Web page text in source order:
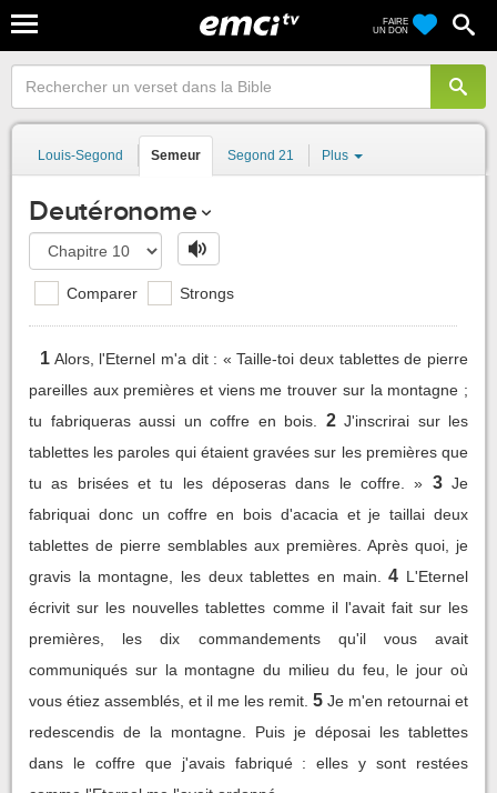
FAIRE
UN DON
Louis-Segond Semeur Segond 21 Plus
Deutéronome
Comparer Strongs
1 Alors, l'Eternel m'a dit : « Taille-toi deux tablettes de pierre
pareilles aux premières et viens me trouver sur la montagne ;
tu fabriqueras aussi un coffre en bois.
2 J'inscrirai sur les
tablettes les paroles qui étaient gravées sur les premières que
tu as brisées et tu les déposeras dans le coffre. » 3 Je
fabriquai donc un coffre en bois d'acacia et je taillai deux
tablettes de pierre semblables aux premières. Après quoi, je
gravis la montagne, les deux tablettes en main.
4 L'Eternel
écrivit sur les nouvelles tablettes comme il l'avait fait sur les
premières, les dix commandements qu'il vous avait
communiqués sur la montagne du milieu du feu, le jour où
vous étiez assemblés, et il me les remit. 5 Je m'en retournai et
redescendis de la montagne. Puis je déposai les tablettes
dans le coffre que j'avais fabriqué : elles y sont restées